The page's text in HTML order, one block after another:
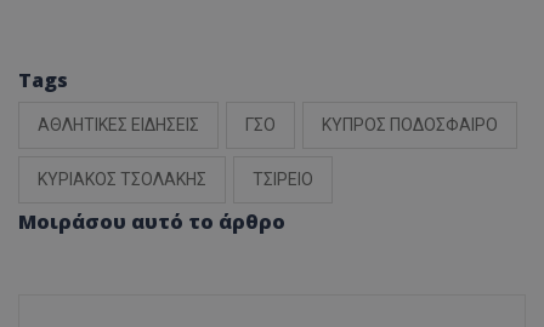
Tags
ΑΘΛΗΤΙΚΕΣ ΕΙΔΗΣΕΙΣ ΓΣΟ ΚΥΠΡΟΣ ΠΟΔΟΣΦΑΙΡΟ
ΚΥΡΙΑΚΟΣ ΤΣΟΛΑΚΗΣ ΤΣΙΡΕΙΟ
Μοιράσου αυτό το άρθρο